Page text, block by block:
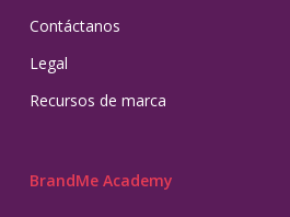
Contáctanos
Legal
Recursos de marca
BrandMe Academy